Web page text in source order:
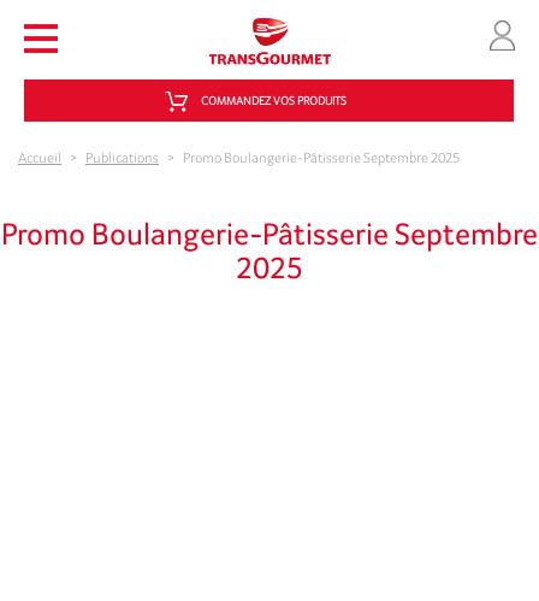
COMMANDEZ VOS PRODUITS
Accueil > Publications > Promo Boulangerie-Pâtisserie Septembre 2025
Promo Boulangerie-Pâtisserie Septembre
2025